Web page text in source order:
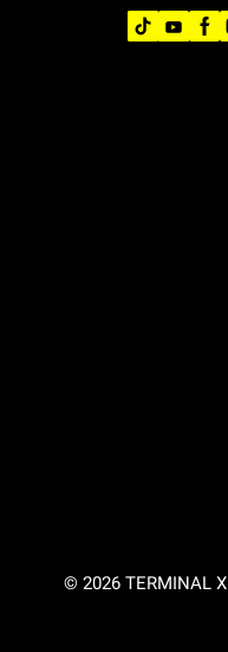
© 2026 TERMINAL X